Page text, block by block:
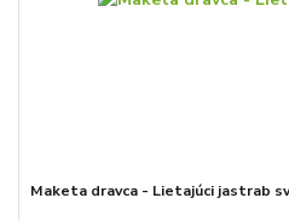
Maketa dravca - Lietajúci jastrab